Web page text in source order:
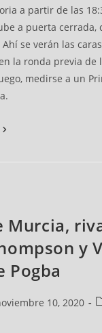
a partir de las
a puerta cerrada,
Ahí se verán las
la ronda previa de
medirse a un
Murcia,
y
Pogba
10, 2020